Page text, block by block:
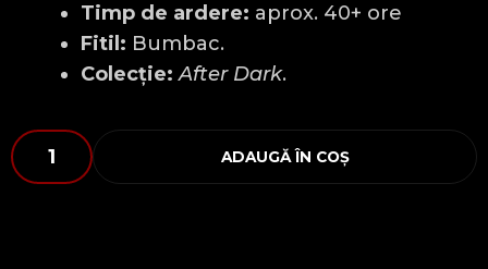
Timp de ardere: aprox. 40+ ore
Fitil: Bumbac.
Colecție: After Dark.
Cantitate
Apa
Caldă
ADAUGĂ ÎN COȘ